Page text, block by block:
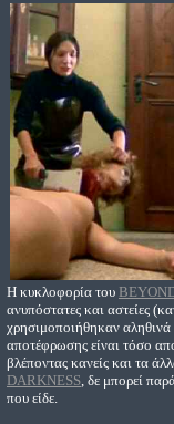
Η κυκλοφορία του
ανυπόστατες και αστείες
χρησιμοποιήθηκαν
αποτέφρωσης είναι τόσο
βλέποντας κανείς και τα
DARKNESS, δε μπορεί
που είδε.